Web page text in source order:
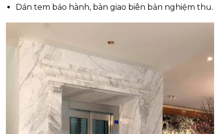
Dán tem bảo hành, bàn giao biên bản nghiệm thu.